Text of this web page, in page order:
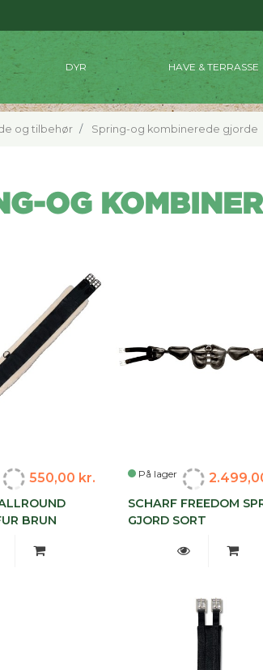
DYR HAVE & TERRASSE
og tilbehør Spring-og kombinerede gjorde
OG
550,00 kr.
BRUN
På lager
SCHARF FREEDOM
GJORD SORT